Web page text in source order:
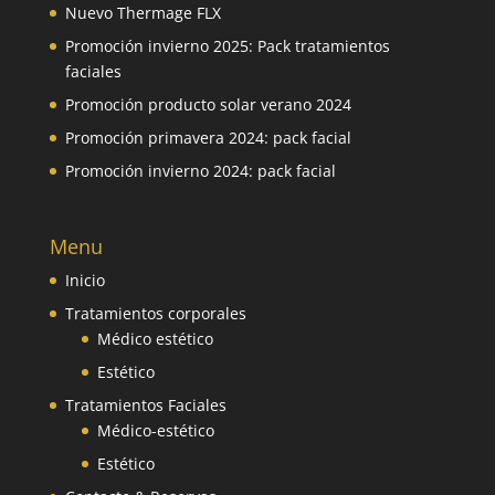
Nuevo Thermage FLX
Promoción invierno 2025: Pack tratamientos
faciales
Promoción producto solar verano 2024
Promoción primavera 2024: pack facial
Promoción invierno 2024: pack facial
Menu
Inicio
Tratamientos corporales
Médico estético
Estético
Tratamientos Faciales
Médico-estético
Estético